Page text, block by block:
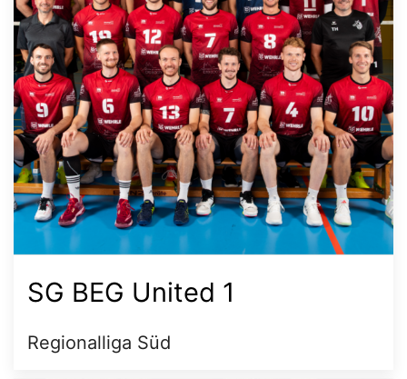
SG BEG United 1
Regionalliga Süd